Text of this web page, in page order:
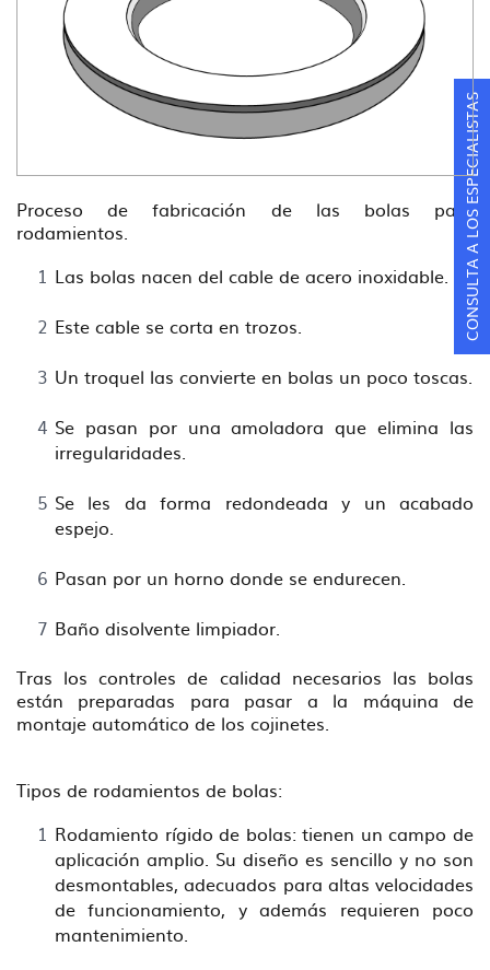
Proceso de fabricación de las bolas para
rodamientos.
Las bolas nacen del cable de acero inoxidable.
Este cable se corta en trozos.
Un troquel las convierte en bolas un poco toscas.
Se pasan por una amoladora que elimina las
irregularidades.
Se les da forma redondeada y un acabado
espejo.
Pasan por un horno donde se endurecen.
Baño disolvente limpiador.
Tras los controles de calidad necesarios las bolas
están preparadas para pasar a la máquina de
montaje automático de los cojinetes.
Tipos de rodamientos de bolas:
Rodamiento rígido de bolas: tienen un campo de
aplicación amplio. Su diseño es sencillo y no son
desmontables, adecuados para altas velocidades
de funcionamiento, y además requieren poco
mantenimiento.
CONSULTA A LOS ESPECIALISTAS